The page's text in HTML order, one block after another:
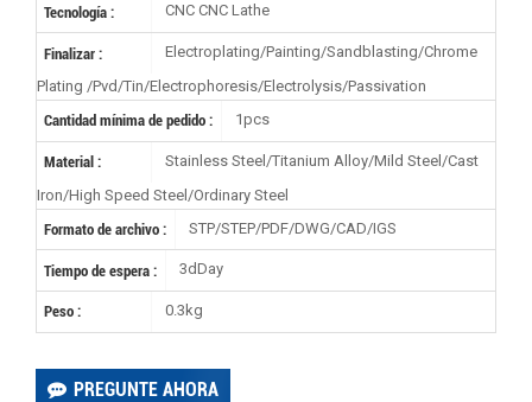
Tecnología : CNC CNC Lathe
Finalizar :
Electroplating/Painting/Sandblasting/Chrome
Plating /Pvd/Tin/Electrophoresis/Electrolysis/Passivation
Cantidad mínima de pedido :
1pcs
Material :
Stainless Steel/Titanium Alloy/Mild Steel/Cast
Iron/High Speed Steel/Ordinary Steel
Formato de archivo :
STP/STEP/PDF/DWG/CAD/IGS
Tiempo de espera : 3dDay
Peso : 0.3kg
PREGUNTE AHORA